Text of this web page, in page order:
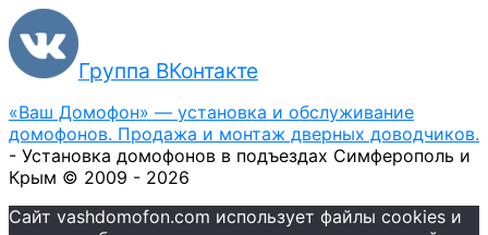
Группа ВКонтакте
«Ваш Домофон» — установка и обслуживание
домофонов. Продажа и монтаж дверных доводчиков.
- Установка домофонов в подъездах Симферополь и
Крым © 2009 - 2026
Сайт vashdomofon.com использует файлы cookies и